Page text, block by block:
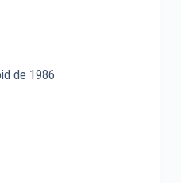
de 1986